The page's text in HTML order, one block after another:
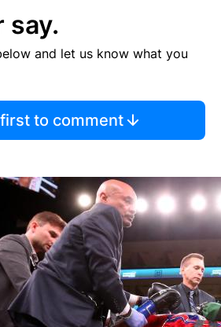
say.
and let us know what you
to comment